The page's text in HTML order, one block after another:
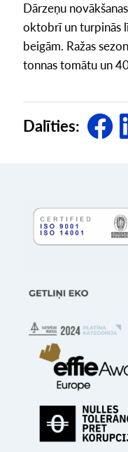
Dārzeņu
oktobrī un turpinās
beigām. Ražas
tonnas tomātu un
Dalīties: